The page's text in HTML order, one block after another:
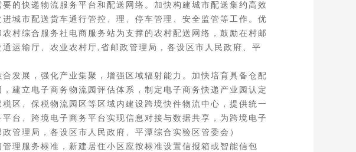
的快递物流服务平台和配送网络。加快构建城市配送集约高效
城市配送货车通行管控、理、停车管理、安全监管等工作。优
村综合服务社电商服务站为支撑的农村配送网络，鼓励在村邮
运输厅、农业农村厅,省邮政管理局，各设区市人民政府、平
展，强化产业集聚，增强区域辐射能力。加快培育具备仓配
建立电子商务物流园评估体系，制定电子商务快递产业园认定
区、保税物流园区等区域内建设跨境快件物流中心，提供统一
台、跨境电子商务平台实现信息对接与数据共享，为跨境电子
管理局，各设区市人民政府、平潭综合实验区管委会）
服务标准，新建居住小区应按标准设置信报箱或智能信包